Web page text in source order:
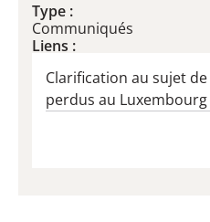
Type :
Communiqués
Liens :
Clarification au sujet
perdus au Luxembourg